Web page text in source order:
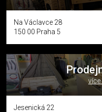
Na Václavce 28
150 00 Praha 5
Jesenická 22